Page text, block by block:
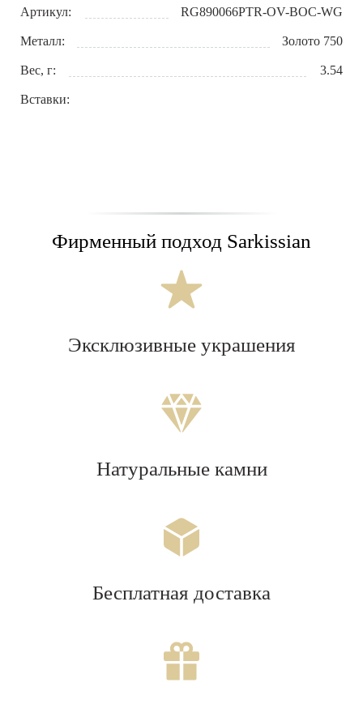
Артикул: RG890066PTR-OV-BOC-WG
Металл: Золото 750
Вес, г: 3.54
Вставки:
Фирменный подход Sarkissian
Эксклюзивные украшения
Натуральные камни
Бесплатная доставка